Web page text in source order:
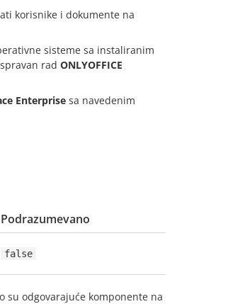
korisnike i dokumente na
sisteme sa instaliranim
rad ONLYOFFICE
Enterprise sa navedenim
Podrazumevano
false
su odgovarajuće komponente na